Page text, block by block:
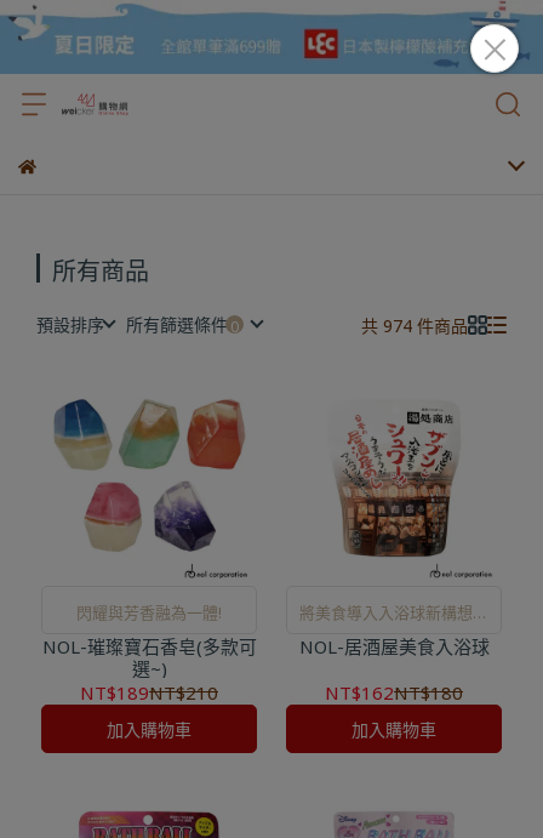
所有商品
預設排序 所有篩選條件 共 974 件商品
閃耀與芳香融為一體!
NOL-璀璨寶石香皂(多款可
選~)
NT$189NT$210
加入購物車
將美食導入入浴球新構想，
全新上市！
NOL-居酒屋美食入浴球
NT$162NT$180
加入購物車